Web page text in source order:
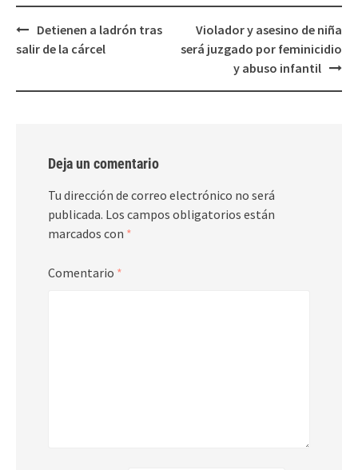
Post
navigation
Detienen a ladrón tras
salir de la cárcel
Violador y asesino de niña
será juzgado por feminicidio
y abuso infantil
Deja un comentario
Tu dirección de correo electrónico no será
publicada. Los campos obligatorios están
marcados con *
Comentario *